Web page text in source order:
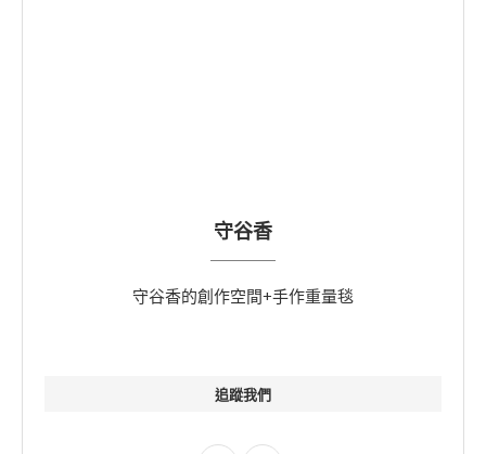
守谷香
守谷香的創作空間+手作重量毯
追蹤我們